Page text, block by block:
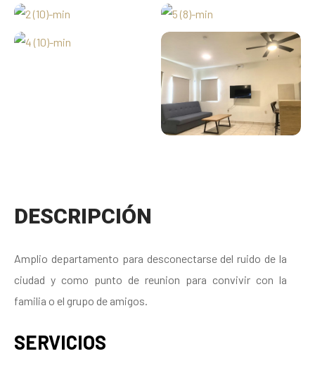
DESCRIPCIÓN
Amplio departamento para desconectarse del ruido de la
ciudad y como punto de reunion para convivir con la
familia o el grupo de amigos.
SERVICIOS